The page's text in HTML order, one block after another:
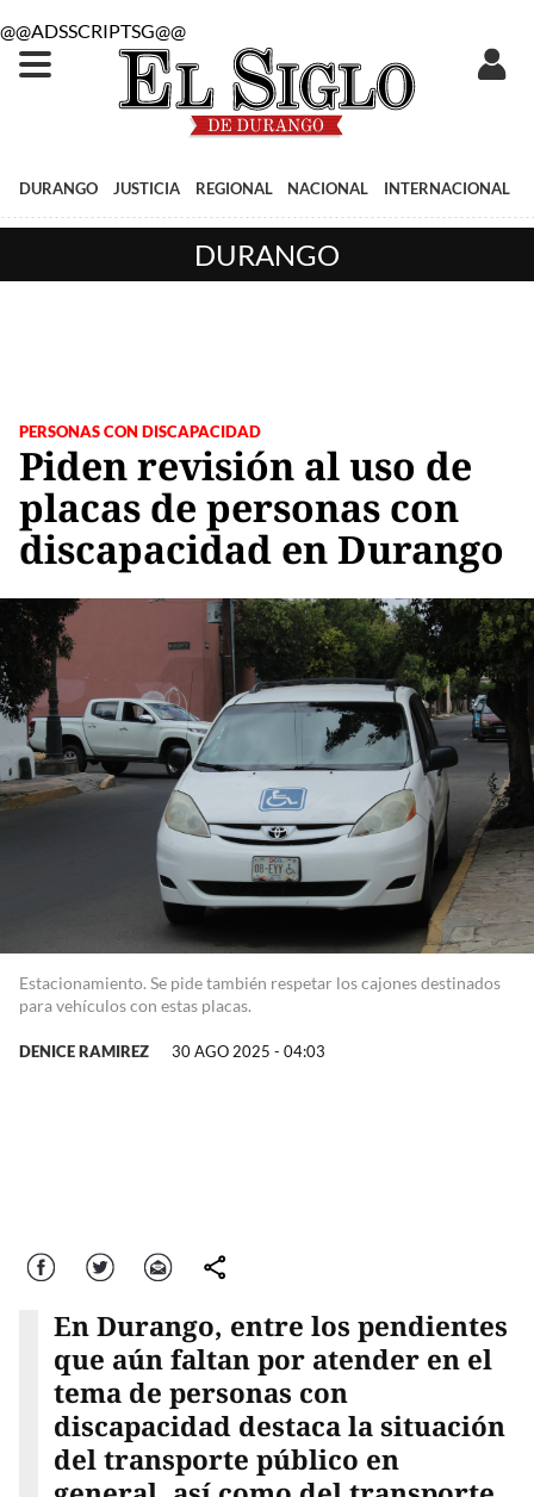
@@ADSSCRIPTSG@@
DURANGO JUSTICIA REGIONAL NACIONAL INTERNACIONAL
DURANGO
PERSONAS CON DISCAPACIDAD
Piden revisión al uso de
placas de personas con
discapacidad en Durango
Estacionamiento. Se pide también respetar los cajones destinados
para vehículos con estas placas.
DENICE RAMIREZ 30 AGO 2025 - 04:03
Facebook Twitter Correo comparte
En Durango, entre los pendientes
que aún faltan por atender en el
tema de personas con
discapacidad destaca la situación
del transporte público en